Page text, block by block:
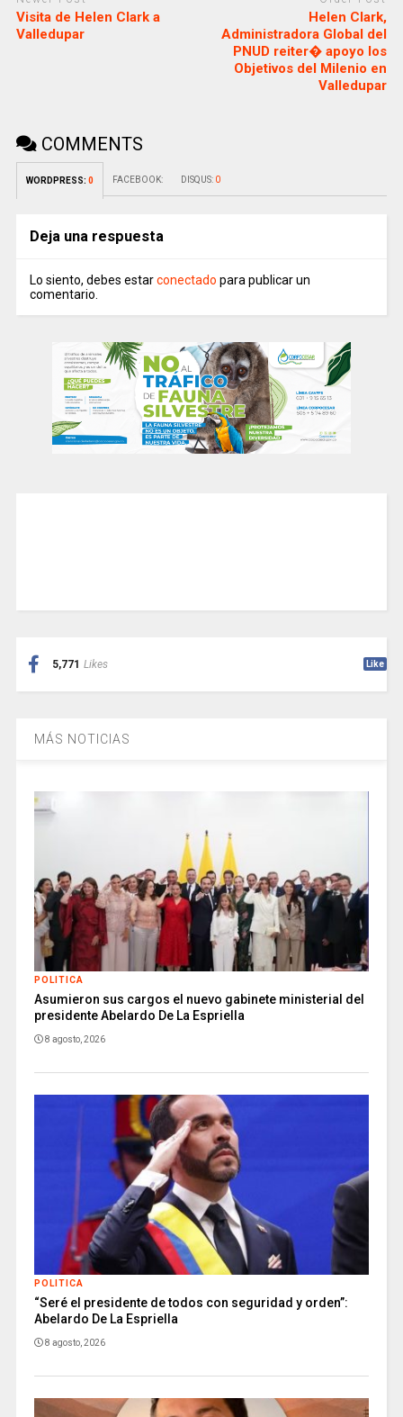
Visita de Helen Clark a
Valledupar
Helen Clark,
Administradora Global del
PNUD reiter� apoyo los
Objetivos del Milenio en
Valledupar
COMMENTS
WORDPRESS: 0 FACEBOOK: DISQUS: 0
Deja una respuesta
Lo siento, debes estarconectado para publicar un
comentario.
5,771 Likes Like
MÁS NOTICIAS
POLITICA
Asumieron sus cargos el nuevo gabinete ministerial del
presidente Abelardo De La Espriella
8 agosto, 2026
POLITICA
“Seré el presidente de todos con seguridad y orden”:
Abelardo De La Espriella
8 agosto, 2026